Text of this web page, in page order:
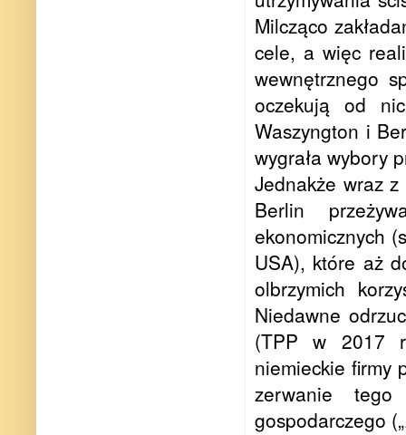
Milcząco
cele, a więc
wewnętrznego
oczekują od
Waszyngton i
wygrała wybory
Jednakże wraz
Berlin
ekonomicznych
USA), które aż
olbrzymich
Niedawne
(TPP w 2017
niemieckie firmy
zerwanie tego
gospodarczego